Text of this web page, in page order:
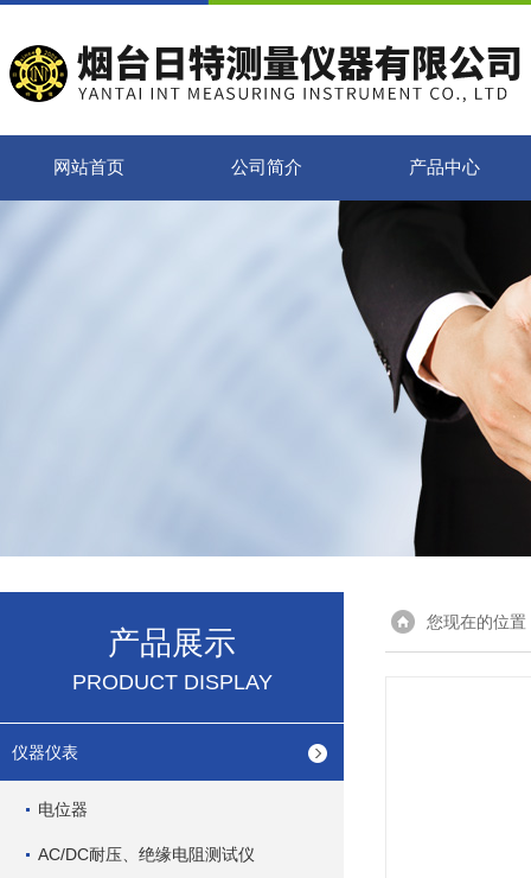
网站首页 公司简介 产品中心
产品展示
PRODUCT DISPLAY
仪器仪表
电位器
AC/DC耐压、绝缘电阻测试仪
您现在的位置